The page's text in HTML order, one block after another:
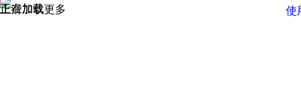
正在加载
上滑加载更多 使